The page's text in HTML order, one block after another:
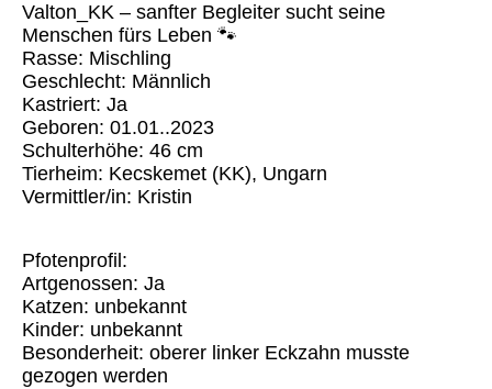
Valton_KK – sanfter Begleiter sucht seine
Menschen fürs Leben 🐾
Rasse: Mischling
Geschlecht: Männlich
Kastriert: Ja
Geboren: 01.01..2023
Schulterhöhe: 46 cm
Tierheim: Kecskemet (KK), Ungarn
Vermittler/in: Kristin
Pfotenprofil:
Artgenossen: Ja
Katzen: unbekannt
Kinder: unbekannt
Besonderheit: oberer linker Eckzahn musste
gezogen werden